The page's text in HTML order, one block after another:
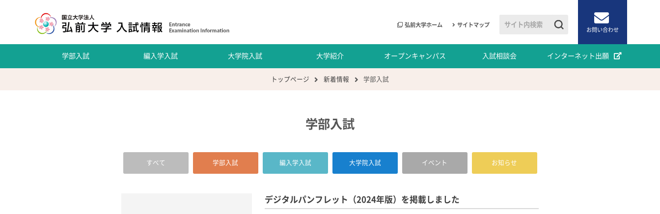
弘前大学ホーム
サイトマップ
お問い合わせ
学部入試 編入学入試 大学院入試 大学紹介 オープンキャンパス 入試相談会 インターネット出願
トップページ 新着情報 学部入試
学部入試
すべて 学部入試 編入学入試 大学院入試 イベント お知らせ
デジタルパンフレット（2024年版）を掲載しました